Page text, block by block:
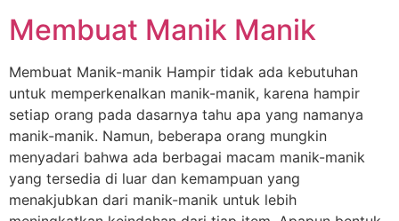
Membuat Manik Manik
Membuat Manik-manik Hampir tidak ada kebutuhan
untuk memperkenalkan manik-manik, karena hampir
setiap orang pada dasarnya tahu apa yang namanya
manik-manik. Namun, beberapa orang mungkin
menyadari bahwa ada berbagai macam manik-manik
yang tersedia di luar dan kemampuan yang
menakjubkan dari manik-manik untuk lebih